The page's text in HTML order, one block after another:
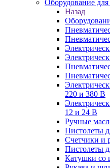
Оборудование для
Назад
220 и 380 В
12 и 24 В
Ручные
Пистолеты
Счетчики и
Пистолеты
Катушки со